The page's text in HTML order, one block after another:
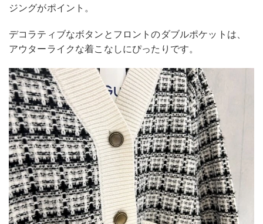
ジングがポイント。
デコラティブなボタンとフロントのダブルポケットは、
アウターライクな着こなしにぴったりです。